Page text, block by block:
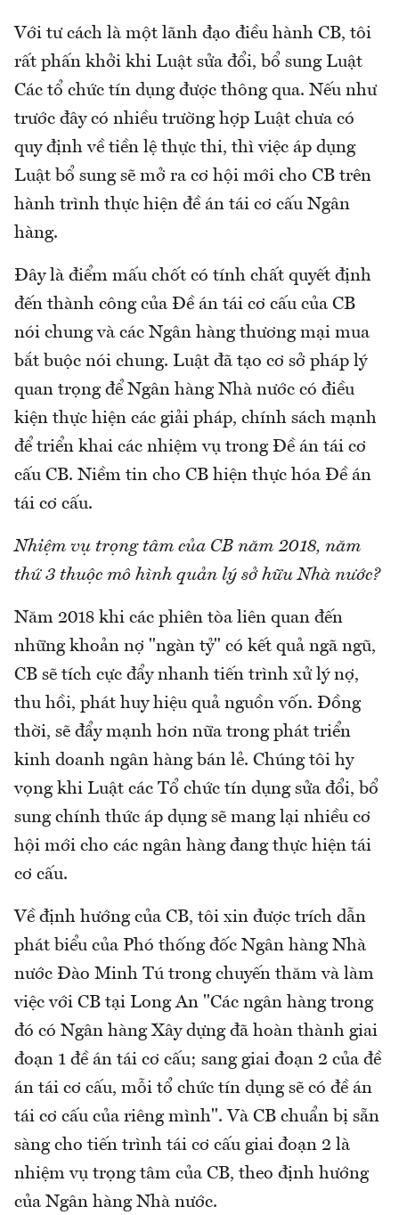
Với tư cách là một lãnh đạo điều hành CB, tôi
rất phấn khởi khi Luật sửa đổi, bổ sung Luật
Các tổ chức tín dụng được thông qua. Nếu như
trước đây có nhiều trường hợp Luật chưa có
quy định về tiền lệ thực thi, thì việc áp dụng
Luật bổ sung sẽ mở ra cơ hội mới cho CB trên
hành trình thực hiện đề án tái cơ cấu Ngân
hàng.
Đây là điểm mấu chốt có tính chất quyết định
đến thành công của Đề án tái cơ cấu của CB
nói chung và các Ngân hàng thương mại mua
bắt buộc nói chung. Luật đã tạo cơ sở pháp lý
quan trọng để Ngân hàng Nhà nước có điều
kiện thực hiện các giải pháp, chính sách mạnh
để triển khai các nhiệm vụ trong Đề án tái cơ
cấu CB. Niềm tin cho CB hiện thực hóa Đề án
tái cơ cấu.
Nhiệm vụ trọng tâm của CB năm 2018, năm
thứ 3 thuộc mô hình quản lý sở hữu Nhà nước?
Năm 2018 khi các phiên tòa liên quan đến
những khoản nợ "ngàn tỷ" có kết quả ngã ngũ,
CB sẽ tích cực đẩy nhanh tiến trình xử lý nợ,
thu hồi, phát huy hiệu quả nguồn vốn. Đồng
thời, sẽ đẩy mạnh hơn nữa trong phát triển
kinh doanh ngân hàng bán lẻ. Chúng tôi hy
vọng khi Luật các Tổ chức tín dụng sửa đổi, bổ
sung chính thức áp dụng sẽ mang lại nhiều cơ
hội mới cho các ngân hàng đang thực hiện tái
cơ cấu.
Về định hướng của CB, tôi xin được trích dẫn
phát biểu của Phó thống đốc Ngân hàng Nhà
nước Đào Minh Tú trong chuyến thăm và làm
việc với CB tại Long An "Các ngân hàng trong
đó có Ngân hàng Xây dựng đã hoàn thành giai
đoạn 1 đề án tái cơ cấu; sang giai đoạn 2 của đề
án tái cơ cấu, mỗi tổ chức tín dụng sẽ có đề án
tái cơ cấu của riêng mình". Và CB chuẩn bị sẵn
sàng cho tiến trình tái cơ cấu giai đoạn 2 là
nhiệm vụ trọng tâm của CB, theo định hướng
của Ngân hàng Nhà nước.